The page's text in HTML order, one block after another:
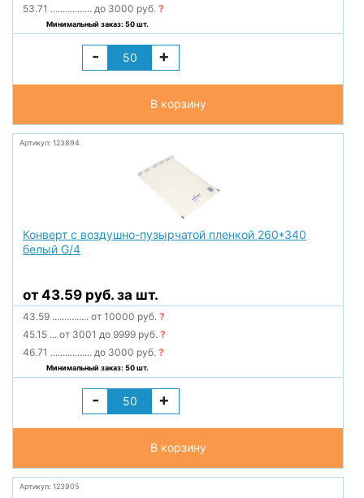
53.71 ................. до 3000 руб.?
Минимальный заказ: 50 шт.
- +
В корзину
Артикул: 123894
Конверт с воздушно-пузырчатой пленкой 260*340
белый G/4
от 43.59 руб. за шт.
43.59 ............... от 10000 руб.?
45.15 ... от 3001 до 9999 руб.?
46.71 ................. до 3000 руб.?
Минимальный заказ: 50 шт.
- +
В корзину
Артикул: 123905